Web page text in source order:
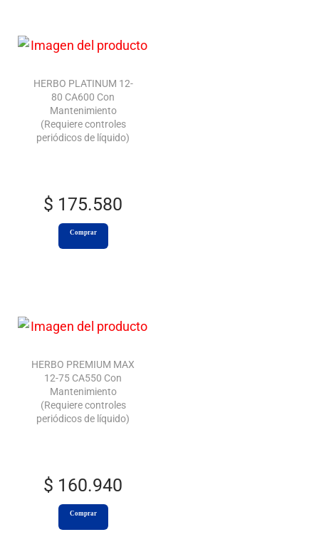
HERBO PLATINUM 12-
80 CA600 Con
Mantenimiento
(Requiere controles
periódicos de líquido)
$ 175.580
Comprar
HERBO PREMIUM MAX
12-75 CA550 Con
Mantenimiento
(Requiere controles
periódicos de líquido)
$ 160.940
Comprar